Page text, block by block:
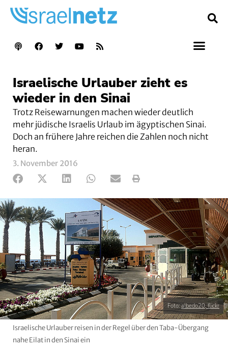
Israelische Urlauber zieht es
wieder in den Sinai
Trotz Reisewarnungen machen wieder deutlich
mehr jüdische Israelis Urlaub im ägyptischen Sinai.
Doch an frühere Jahre reichen die Zahlen noch nicht
heran.
3. November 2016
Foto:albedo20, flickr
Israelische Urlauber reisen in der Regel über den Taba-Übergang
nahe Eilat in den Sinai ein